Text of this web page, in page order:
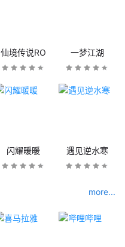
仙境传说RO 一梦江湖
闪耀暖暖 遇见逆水寒
more...